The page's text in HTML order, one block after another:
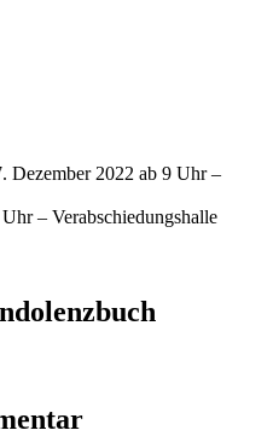
Dezember 2022 ab 9 Uhr –
– Verabschiedungshalle